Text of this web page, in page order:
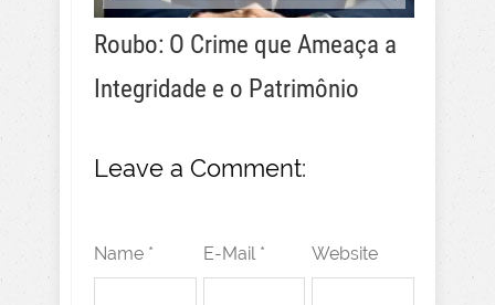
Roubo: O Crime que Ameaça a
Integridade e o Patrimônio
Leave a Comment:
Name * E-Mail * Website